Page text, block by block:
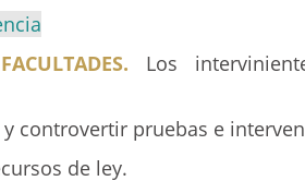
Los
controvertir pruebas e
de ley.